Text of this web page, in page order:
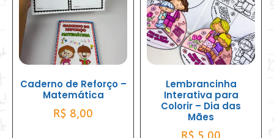
Caderno de Reforço –
Matemática
R$ 8,00
Lembrancinha
Interativa para
Colorir – Dia das
Mães
R$ 5,00